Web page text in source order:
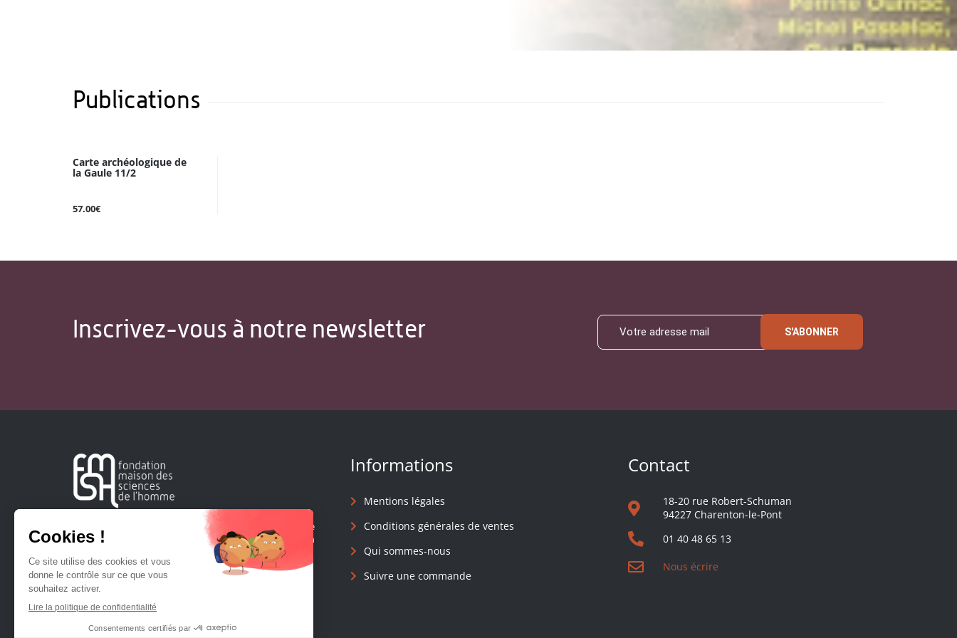
Publications
Carte archéologique de
la Gaule 11/2
57.00€
Inscrivez-vous à notre newsletter S'ABONNER
Créée en 1963, la Fondation Maison Sciences de l'Homme
soutient la recherche et la diffusion des connaissances en
Informations
Mentions légales
Conditions générales de ventes
Qui sommes-nous
Suivre une commande
Contact
18-20 rue Robert-Schuman
94227 Charenton-le-Pont
01 40 48 65 13
Nous écrire